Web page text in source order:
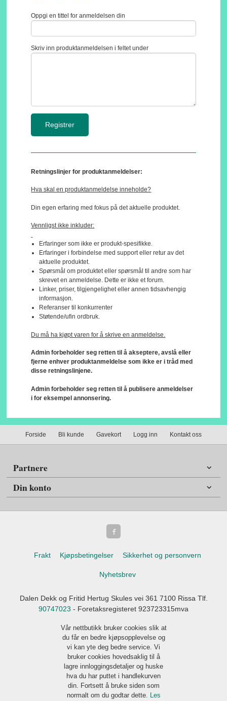
Oppgi en tittel for anmeldelsen din
Skriv inn produktanmeldelsen i feltet under
Retningslinjer for produktanmeldelser:
Hva skal en produktanmeldelse inneholde?
Din egen erfaring med fokus på det aktuelle produktet.
Vennligst ikke inkluder:
Erfaringer som ikke er produkt-spesifikke.
Erfaringer i forbindelse med support eller retur av det
aktuelle produktet.
Spørsmål om produktet eller spørsmål til andre som har
skrevet en anmeldelse. Dette er ikke et forum.
Linker, priser, tilgjengelighet eller annen tidsavhengig
informasjon.
Referanser til konkurrenter
Støtende/ufin ordbruk.
Du må ha kjøpt varen for å skrive en anmeldelse.
Admin forbeholder seg retten til å akseptere, avslå eller
fjerne enhver produktanmeldelse som ikke er i tråd med
disse retningslinjene.
Admin forbeholder seg retten til å publisere anmeldelser
i for eksempel annonsering.
Forside Bli kunde Gavekort Logg inn Kontakt oss
Partnere
Din konto
Frakt Kjøpsbetingelser Sikkerhet og personvern
Nyhetsbrev
Dalen Dekk og Fritid Hertug Skules vei 361 7100 Rissa Tlf.
90747023 - Foretaksregisteret 923723315mva
Vår nettbutikk bruker cookies slik at
du får en bedre kjøpsopplevelse og
vi kan yte deg bedre service. Vi
bruker cookies hovedsaklig til å
lagre innloggingsdetaljer og huske
hva du har puttet i handlekurven
din. Fortsett å bruke siden som
normalt om du godtar dette. Les